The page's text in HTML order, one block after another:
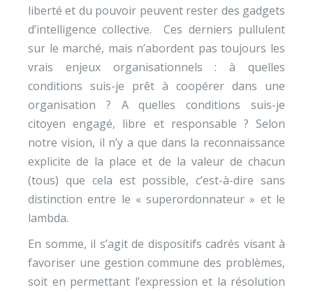
liberté et du pouvoir peuvent rester des gadgets
d’intelligence collective. Ces derniers pullulent
sur le marché, mais n’abordent pas toujours les
vrais enjeux organisationnels : à quelles
conditions suis-je prêt à coopérer dans une
organisation ? A quelles conditions suis-je
citoyen engagé, libre et responsable ? Selon
notre vision, il n’y a que dans la reconnaissance
explicite de la place et de la valeur de chacun
(tous) que cela est possible, c’est-à-dire sans
distinction entre le « superordonnateur » et le
lambda.
En somme, il s’agit de dispositifs cadrés visant à
favoriser une gestion commune des problèmes,
soit en permettant l’expression et la résolution